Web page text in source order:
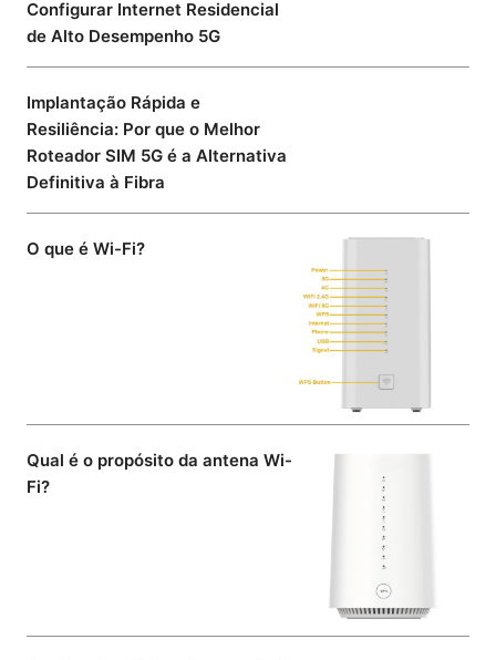
Configurar Internet Residencial
de Alto Desempenho 5G
Implantação Rápida e
Resiliência: Por que o Melhor
Roteador SIM 5G é a Alternativa
Definitiva à Fibra
O que é Wi-Fi?
Qual é o propósito da antena Wi-
Fi?